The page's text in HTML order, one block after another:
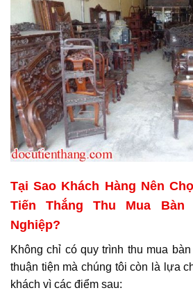
Tại Sao Khách Hàng Nên
Tiến Thắng Thu Mua Bàn
Nghiệp?
Không chỉ có quy trình thu mua
thuận tiện mà chúng tôi còn là lựa
khách vì các điểm sau: